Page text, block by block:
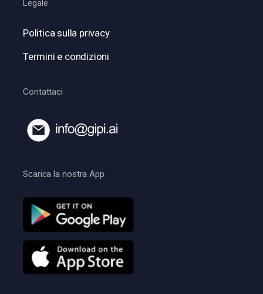
Legale
Politica sulla privacy
Termini e condizioni
Contattaci
Scarica la nostra App